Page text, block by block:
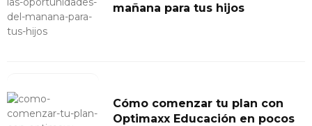
mañana para tus hijos
Cómo comenzar tu plan con
Optimaxx Educación en pocos